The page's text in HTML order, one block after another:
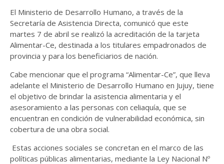
El Ministerio de Desarrollo Humano, a través de la
Secretaría de Asistencia Directa, comunicó que este
martes 7 de abril se realizó la acreditación de la tarjeta
Alimentar-Ce, destinada a los titulares empadronados de
provincia y para los beneficiarios de nación.
Cabe mencionar que el programa “Alimentar-Ce”, que lleva
adelante el Ministerio de Desarrollo Humano en Jujuy, tiene
el objetivo de brindar la asistencia alimentaria y el
asesoramiento a las personas con celiaquía, que se
encuentran en condición de vulnerabilidad económica, sin
cobertura de una obra social.
Estas acciones sociales se concretan en el marco de las
políticas públicas alimentarias, mediante la Ley Nacional Nº